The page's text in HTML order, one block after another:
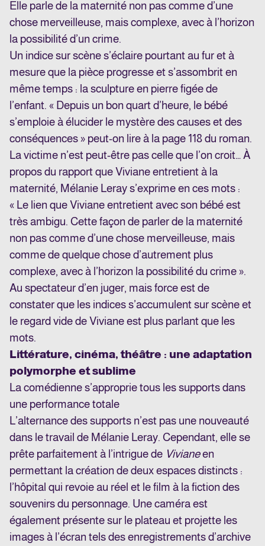
Elle parle de la maternité non pas comme d’une
chose merveilleuse, mais complexe, avec à l’horizon
la possibilité d’un crime.
Un indice sur scène s’éclaire pourtant au fur et à
mesure que la pièce progresse et s’assombrit en
même temps : la sculpture en pierre figée de
l’enfant. « Depuis un bon quart d’heure, le bébé
s’emploie à élucider le mystère des causes et des
conséquences » peut-on lire à la page 118 du roman.
La victime n’est peut-être pas celle que l’on croit… À
propos du rapport que Viviane entretient à la
maternité, Mélanie Leray s’exprime en ces mots :
« Le lien que Viviane entretient avec son bébé est
très ambigu. Cette façon de parler de la maternité
non pas comme d’une chose merveilleuse, mais
comme de quelque chose d’autrement plus
complexe, avec à l’horizon la possibilité du crime ».
Au spectateur d’en juger, mais force est de
constater que les indices s’accumulent sur scène et
le regard vide de Viviane est plus parlant que les
mots.
Littérature, cinéma, théâtre : une adaptation
polymorphe et sublime
La comédienne s’approprie tous les supports dans
une performance totale
L’alternance des supports n’est pas une nouveauté
dans le travail de Mélanie Leray. Cependant, elle se
prête parfaitement à l’intrigue de Vivianeen
permettant la création de deux espaces distincts :
l’hôpital qui revoie au réel et le film à la fiction des
souvenirs du personnage. Une caméra est
également présente sur le plateau et projette les
images à l’écran tels des enregistrements d’archive